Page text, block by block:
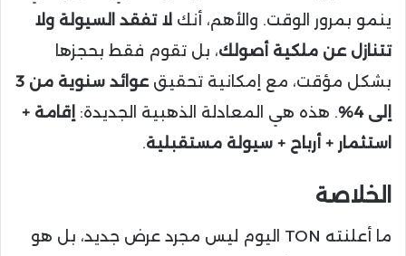
ينمو بمرور الوقت. والأهم، أنك لا تفقد السيولة ولا
تتنازل عن ملكية أصولك، بل تقوم فقط بحجزها
بشكل مؤقت، مع إمكانية تحقيق
عوائد سنوية من 3
إلى 4%
. هذه هي المعادلة الذهبية الجديدة: إقامة +
استثمار + أرباح + سيولة مستقبلية.
الخلاصة
ما أعلنته TON اليوم ليس مجرد عرض جديد، بل هو